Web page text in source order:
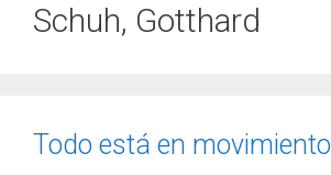
Schuh, Gotthard
Todo está en movimiento